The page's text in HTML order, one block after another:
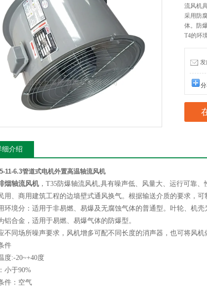
流风机
采用防
体。防
T4的环
发
分
细介绍
11-6.3管道式电机外置高温轴流风机
烟轴流风机，T35防爆轴流风机,具有噪声低、风量大、运行可靠
用、商用建筑工程的边墙壁式通风换气。根据输送介质的要求，可
环境分：适用于非易燃、易爆及无腐蚀气体的普通型。叶轮、机
铝合金，适用于易燃、易爆气体的防爆型。
不同场所噪声要求，风机增多可配不同长度的消声器，也可将风机
件
度:-20~+40度
小于90%
件：空气